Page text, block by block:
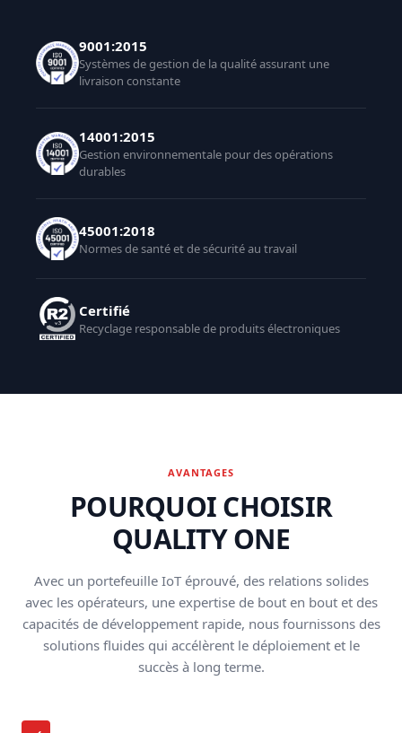
9001:2015
Systèmes de gestion de la qualité assurant une
livraison constante
14001:2015
Gestion environnementale pour des opérations
durables
45001:2018
Normes de santé et de sécurité au travail
Certifié
Recyclage responsable de produits électroniques
AVANTAGES
POURQUOI CHOISIR
QUALITY ONE
Avec un portefeuille IoT éprouvé, des relations solides
avec les opérateurs, une expertise de bout en bout et des
capacités de développement rapide, nous fournissons des
solutions fluides qui accélèrent le déploiement et le
succès à long terme.